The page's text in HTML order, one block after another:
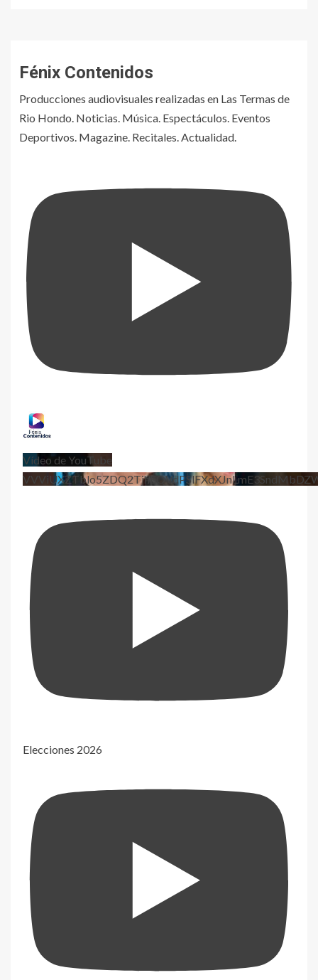
Fénix Contenidos
Producciones audiovisuales realizadas en Las Termas de
Rio Hondo. Noticias. Música. Espectáculos. Eventos
Deportivos. Magazine. Recitales. Actualidad.
Vídeo de YouTube
Elecciones 2026